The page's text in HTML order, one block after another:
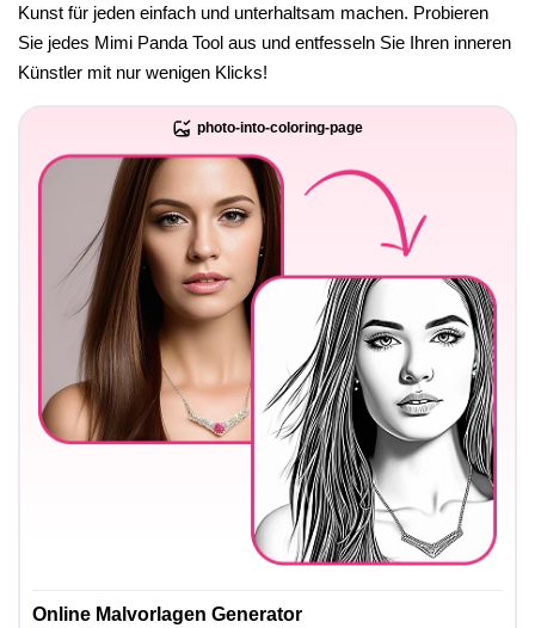
Kunst für jeden einfach und unterhaltsam machen. Probieren
Sie jedes Mimi Panda Tool aus und entfesseln Sie Ihren inneren
Künstler mit nur wenigen Klicks!
photo-into-coloring-page
Online Malvorlagen Generator